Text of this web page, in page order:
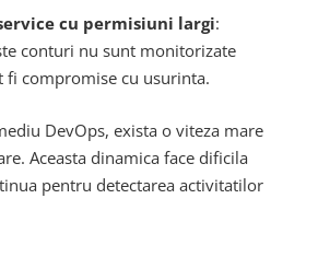
cu permisiuni largi:
conturi nu sunt monitorizate
fi compromise cu usurinta.
DevOps, exista o viteza mare
Aceasta dinamica face dificila
pentru detectarea activitatilor